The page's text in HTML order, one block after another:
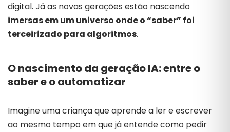
digital. Jáas novas gerações estão nascendo
imersasemumuniverso ondeo “saber” foi
terceirizado para algoritmos.
Onascimentoda geraçãoIA:entreo
sabereoautomatizar
Imagineumacriançaqueaprendea lereescrever
ao mesmo tempoemquejáentendecomo pedir